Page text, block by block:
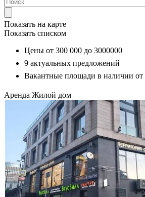
Показать на карте
Показать списком
Цены от 300 000 до 3000000
9 актуальных предложений
Вакантные площади в наличии от
Аренда Жилой дом